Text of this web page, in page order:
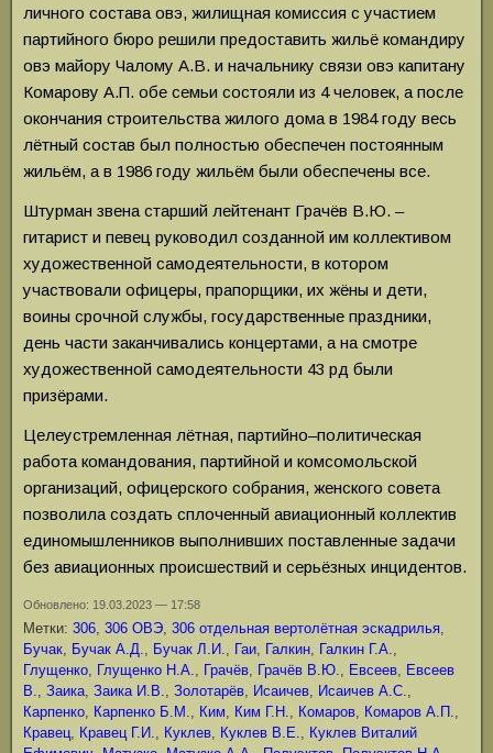
личного состава овэ, жилищная комиссия с участием
партийного бюро решили предоставить жильё командиру
овэ майору Чалому А.В. и начальнику связи овэ капитану
Комарову А.П. обе семьи состояли из 4 человек, а после
окончания строительства жилого дома в 1984 году весь
лётный состав был полностью обеспечен постоянным
жильём, а в 1986 году жильём были обеспечены все.
Штурман звена старший лейтенант Грачёв В.Ю. –
гитарист и певец руководил созданной им коллективом
художественной самодеятельности, в котором
участвовали офицеры, прапорщики, их жёны и дети,
воины срочной службы, государственные праздники,
день части заканчивались концертами, а на смотре
художественной самодеятельности 43 рд были
призёрами.
Целеустремленная лётная, партийно–политическая
работа командования, партийной и комсомольской
организаций, офицерского собрания, женского совета
позволила создать сплоченный авиационный коллектив
единомышленников выполнивших поставленные задачи
без авиационных происшествий и серьёзных инцидентов.
Обновлено: 19.03.2023 — 17:58
Метки: 306, 306 ОВЭ, 306 отдельная вертолётная эскадрилья,
Бучак, Бучак А.Д., Бучак Л.И., Гаи, Галкин, Галкин Г.А.,
Глущенко, Глущенко Н.А., Грачёв, Грачёв В.Ю., Евсеев, Евсеев
В., Заика, Заика И.В., Золотарёв, Исаичев, Исаичев А.С.,
Карпенко, Карпенко Б.М., Ким, Ким Г.Н., Комаров, Комаров А.П.,
Кравец, Кравец Г.И., Куклев, Куклев В.Е., Куклев Виталий